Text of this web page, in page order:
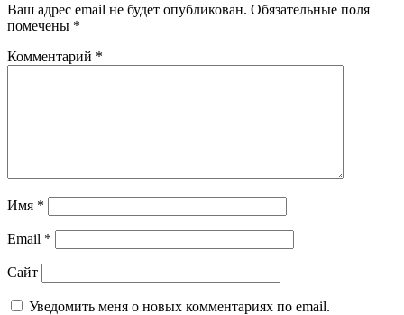
Ваш адрес email не будет опубликован. Обязательные поля
помечены *
Комментарий *
Имя *
Email *
Сайт
Уведомить меня о новых комментариях по email.